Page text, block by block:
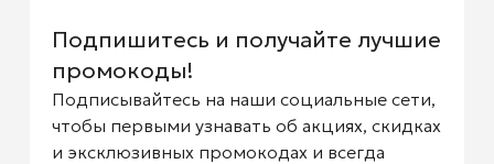
Подпишитесь и получайте лучшие
промокоды!
Подписывайтесь на наши социальные сети,
чтобы первыми узнавать об акциях, скидках
и эксклюзивных промокодах и всегда